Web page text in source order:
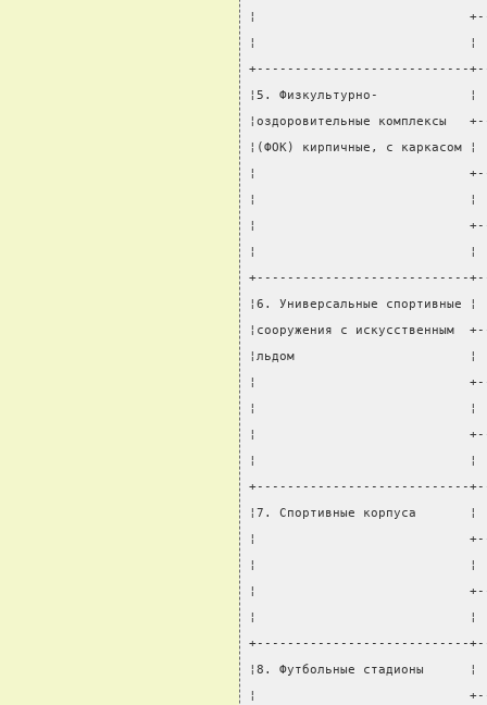
¦
¦                            ¦
+----------------------------
¦5. Физкультурно-
¦оздоровительные
¦(ФОК) кирпичные, с
¦
¦                            ¦
¦
¦                            ¦
+----------------------------
¦6. Универсальные
¦сооружения с
¦льдом                       ¦
¦
¦                            ¦
¦
¦                            ¦
+----------------------------
¦7. Спортивные корпуса
¦
¦                            ¦
¦
¦                            ¦
+----------------------------
¦8. Футбольные стадионы
¦